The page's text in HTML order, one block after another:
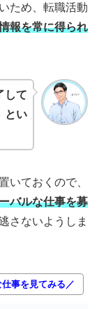
ため、転職活動
報を常に得られ
して
とい
いておくので、
バルな仕事を募
さないようしま
事を見てみる／